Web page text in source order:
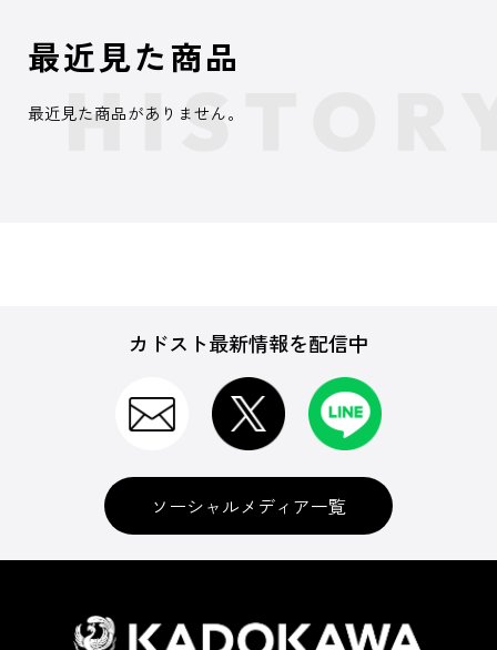
最近見た商品
最近見た商品がありません。
カドスト最新情報を配信中
ソーシャルメディア一覧